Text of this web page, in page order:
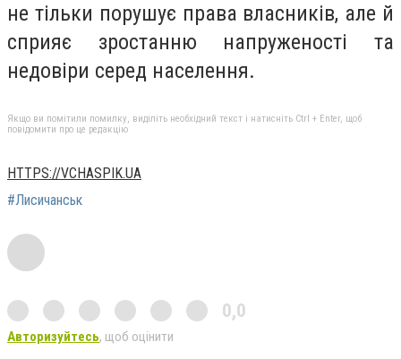
не тільки порушує права власників, але й
сприяє зростанню напруженості та
недовіри серед населення.
Якщо ви помітили помилку, виділіть необхідний текст і натисніть Ctrl + Enter, щоб
повідомити про це редакцію
HTTPS://VCHASPIK.UA
#Лисичанськ
0,0
Авторизуйтесь, щоб оцінити